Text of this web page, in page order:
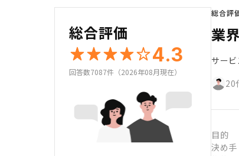
総合評価
4.3
回答数7087件（2026年08月現在）
総合評
業
サービ
20
目的
決め手